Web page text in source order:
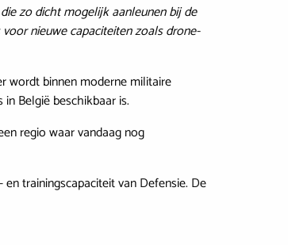
zo dicht mogelijk aanleunen bij de
nieuwe capaciteiten zoals drone-
wordt binnen moderne militaire
België beschikbaar is.
regio waar vandaag nog
trainingscapaciteit van Defensie. De